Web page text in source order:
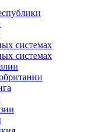
системах
системах